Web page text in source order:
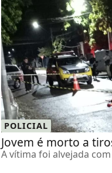
POLICIAL
Jovem é morto a
A vítima foi alvejada